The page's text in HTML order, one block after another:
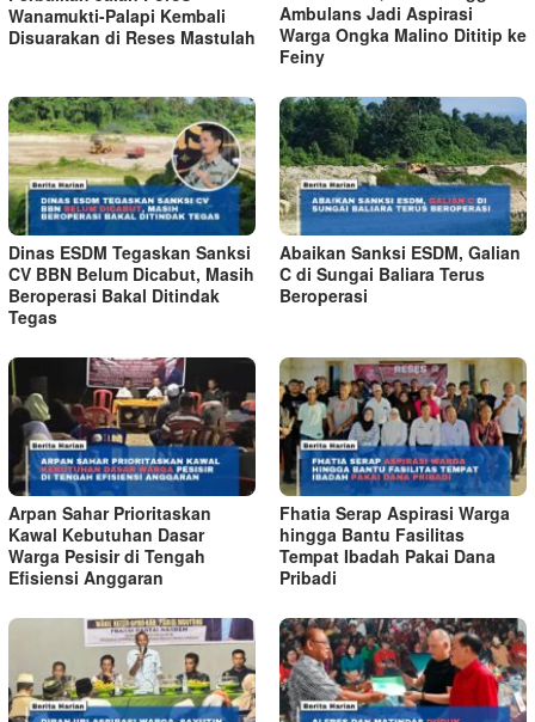
Wanamukti-Palapi Kembali
Disuarakan di Reses Mastulah
Ambulans Jadi Aspirasi
Warga Ongka Malino Dititip ke
Feiny
Dinas ESDM Tegaskan Sanksi
CV BBN Belum Dicabut, Masih
Beroperasi Bakal Ditindak
Tegas
Abaikan Sanksi ESDM, Galian
C di Sungai Baliara Terus
Beroperasi
Arpan Sahar Prioritaskan
Kawal Kebutuhan Dasar
Warga Pesisir di Tengah
Efisiensi Anggaran
Fhatia Serap Aspirasi Warga
hingga Bantu Fasilitas
Tempat Ibadah Pakai Dana
Pribadi